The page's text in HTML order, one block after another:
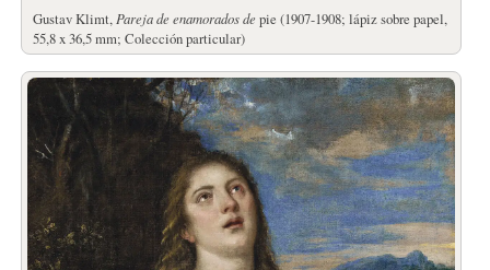
Gustav Klimt, Pareja de enamorados de pie (1907-1908; lápiz sobre papel,
55,8 x 36,5 mm; Colección particular)